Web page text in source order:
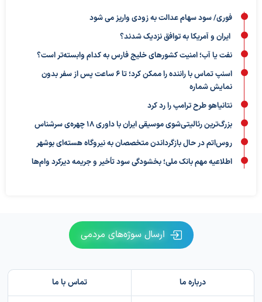
فوری/ سود سهام عدالت به زودی واریز می شود
ایران و آمریکا به توافق نزدیک شدند؟
نفت یا آب؛ امنیت کشورهای خلیج فارس به کدام وابسته‌تر است؟
اسنپ تماس با راننده را ممکن کرد؛ تا ۶ ساعت پس از سفر بدون
نمایش شماره
نتانیاهو طرح ترامپ را رد کرد
بزرگ‌ترین رئالیتی‌شوی موسیقی ایران با داوری ۱۸ چهره‌ی سرشناس
روس‌اتم در حال بازگرداندن متخصصان به نیروگاه هسته‌ای بوشهر
اطلاعیه مهم بانک ملی؛ بخشودگی سود تأخیر و جریمه دیرکرد وام‌ها
ارسال سوژه‌های مردمی
درباره ما تماس با ما